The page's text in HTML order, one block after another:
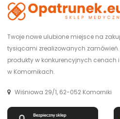
Twoje nowe ulubione miejsce na
tysiącami zrealizowanych
produkty w konkurencyjnych
w Komornikach.
Wiśniowa 29/1, 62-052 Komorniki